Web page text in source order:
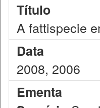
Título
A fattispecie
Data
2008, 2006
Ementa